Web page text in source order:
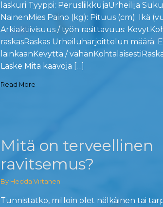
laskuri Tyyppi: PerusliikkujaUrheilija
NainenMies Paino (kg): Pituus (cm): Ikä
Arkiaktiivisuus / työn rasittavuus:
raskasRaskas Urheiluharjoittelun määrä:
lainkaanKevyttä /
Laske Mitä kaavoja […]
Read More
Mitä on terveellinen
ravitsemus?
By Hedda Virtanen
Tunnistatko, milloin olet nälkäinen tai